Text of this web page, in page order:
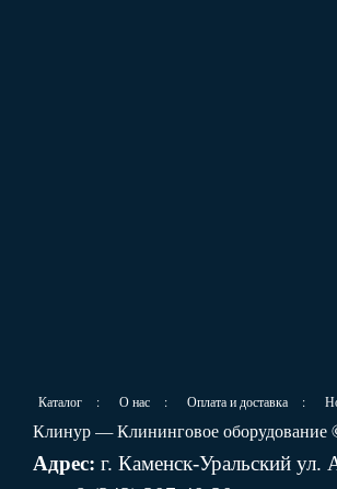
Каталог : О нас : Оплата и доставка :
Клинур — Клининговое оборудование
Адрес: г. Каменск-Уральский ул.